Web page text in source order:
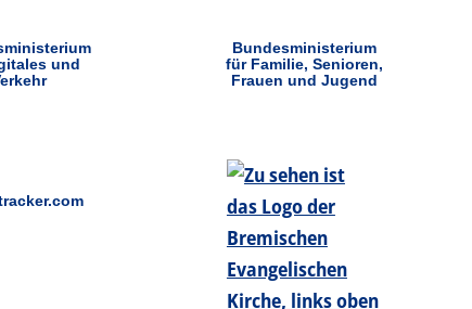
und
Bundesministerium
für Familie, Senioren,
Frauen und Jugend